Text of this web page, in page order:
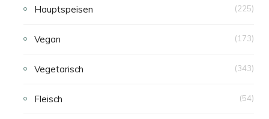
Hauptspeisen (225)
Vegan (173)
Vegetarisch (343)
Fleisch (54)